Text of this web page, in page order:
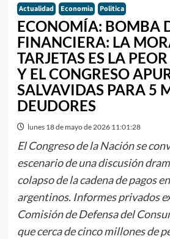
Actualidad Economia Politica
ECONOMÍA: BOMBA
FINANCIERA: LA
TARJETAS ES LA
Y EL CONGRESO
SALVAVIDAS PARA 5
DEUDORES
lunes 18 de mayo de 2026 11:01:28
El Congreso de la Nación se
escenario de una discusión
colapso de la cadena de pagos
argentinos. Informes privados
Comisión de Defensa del
que cerca de cinco millones de